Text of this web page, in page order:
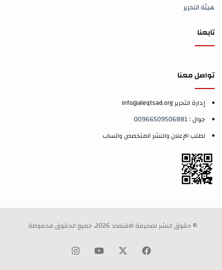
هيئة التحرير
تابعنا
تواصل معنا
إدارة التحرير info@aleqtsad.org
جوال :00966509506881
لطلب الإعلان والنشر المتخصص واتساب
© حقوق النشر لصحيفة الاقتصاد 2026، جميع الحقوق محفوظة
فيسبوك ‫YouTube